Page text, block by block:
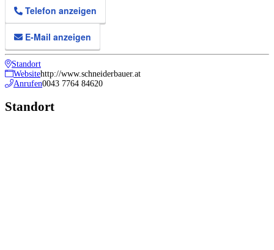
Telefon anzeigen
E-Mail anzeigen
Standort
Websitehttp://www.schneiderbauer.at
Anrufen0043 7764 84620
Standort